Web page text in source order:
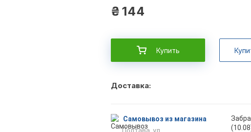
₴ 144
Купить
Доставка:
Самовывоз из магазина